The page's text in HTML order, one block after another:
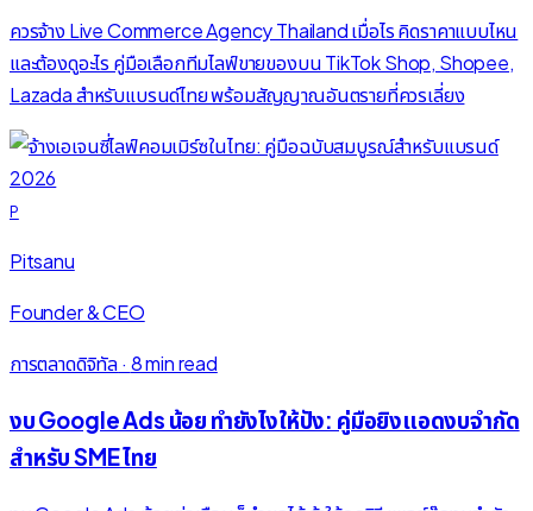
ควรจ้าง Live Commerce Agency Thailand เมื่อไร คิดราคาแบบไหน
และต้องดูอะไร คู่มือเลือกทีมไลฟ์ขายของบน TikTok Shop, Shopee,
Lazada สำหรับแบรนด์ไทย พร้อมสัญญาณอันตรายที่ควรเลี่ยง
P
Pitsanu
Founder & CEO
การตลาดดิจิทัล· 8 min read
งบ Google Ads น้อย ทำยังไงให้ปัง: คู่มือยิงแอดงบจำกัด
สำหรับ SME ไทย